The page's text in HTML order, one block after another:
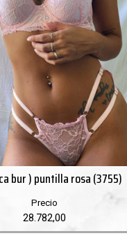
bur ) puntilla rosa (3755)
Precio
28.782,00